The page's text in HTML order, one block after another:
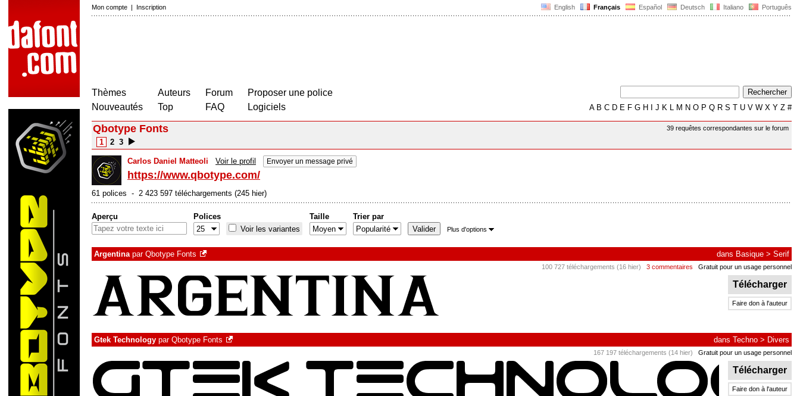
English Français Español Deutsch Italiano Português
Mon compte | Inscription
Thèmes
Nouveautés
Auteurs
Top
Forum
FAQ
Proposer une police
Logiciels
AB C D E F G H J K L M N O P Q R S T U V W X Y Z #
39 requêtes correspondantes sur le forum
Qbotype Fonts
1 2 3
Carlos Daniel Matteoli Voir le profil Envoyer un message privé
https://www.qbotype.com/
61 polices - 2 423 597 téléchargements (245 hier)
Aperçu
Polices
Voir les variantes
Taille Trier par
Plus d'options
Argentinapar Qbotype Fonts dans Basique > Serif
100 727 téléchargements (16 hier) 3 commentaires Gratuit pour un usage personnel
Télécharger
Faire don à l'auteur
Gtek Technology par Qbotype Fonts dans Techno > Divers
167 197 téléchargements (14 hier) Gratuit pour un usage personnel
Télécharger
Faire don à l'auteur